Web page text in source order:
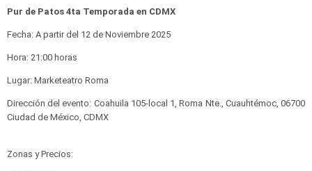
Pur de Patos 4ta Temporada en CDMX
Fecha: A partir del 12 de Noviembre 2025
Hora: 21:00 horas
Lugar: Marketeatro Roma
Dirección del evento: Coahuila 105-local 1, Roma Nte., Cuauhtémoc, 06700
Ciudad de México, CDMX
Zonas y Precios: